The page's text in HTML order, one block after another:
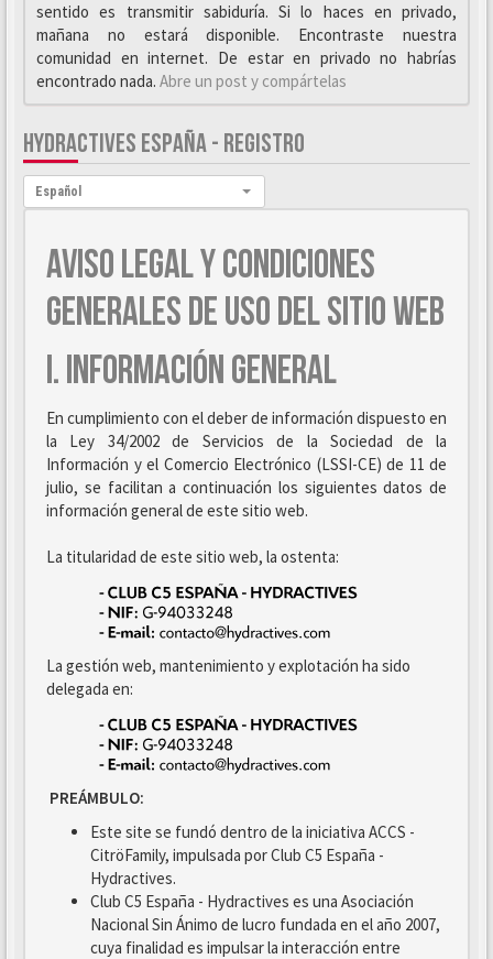
sentido es transmitir sabiduría. Si lo haces en privado,
mañana no estará disponible. Encontraste nuestra
comunidad en internet. De estar en privado no habrías
encontrado nada. Abre un post y compártelas
HYDRACTIVES ESPAÑA - REGISTRO
Idioma:
Español
AVISO LEGAL Y CONDICIONES
GENERALES DE USO DEL SITIO WEB
I. INFORMACIÓN GENERAL
En cumplimiento con el deber de información dispuesto en
la Ley 34/2002 de Servicios de la Sociedad de la
Información y el Comercio Electrónico (LSSI-CE) de 11 de
julio, se facilitan a continuación los siguientes datos de
información general de este sitio web.
La titularidad de este sitio web, la ostenta:
La gestión web, mantenimiento y explotación ha sido
delegada en:
PREÁMBULO:
Este site se fundó dentro de la iniciativa ACCS -
CitröFamily, impulsada por Club C5 España -
Hydractives.
Club C5 España - Hydractives es una Asociación
Nacional Sin Ánimo de lucro fundada en el año 2007,
cuya finalidad es impulsar la interacción entre